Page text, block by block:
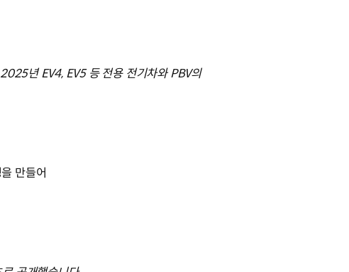
년 EV4, EV5 등 전용 전기차와 PBV의
만들어